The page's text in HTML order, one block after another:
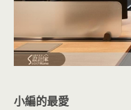
小編的最愛